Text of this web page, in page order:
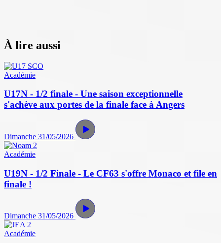
À lire aussi
Académie
U17N - 1/2 finale - Une saison exceptionnelle
s'achève aux portes de la finale face à Angers
Dimanche 31/05/2026
Académie
U19N - 1/2 Finale - Le CF63 s'offre Monaco et file en
finale !
Dimanche 31/05/2026
Académie